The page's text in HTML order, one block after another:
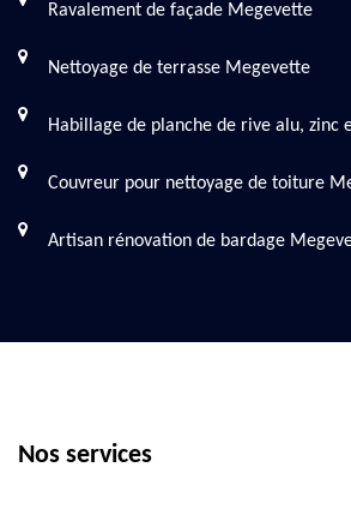
Ravalement de façade Megevette
Nettoyage de terrasse Megevette
Habillage de planche de rive alu, zinc
Couvreur pour nettoyage de toiture
Artisan rénovation de bardage
Nos services